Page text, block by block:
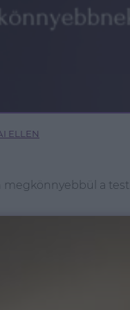
ELLEN
megkönnyebbül a